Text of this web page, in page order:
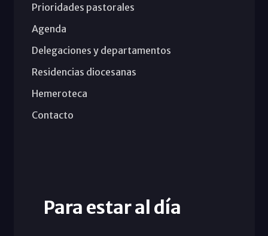
Prioridades pastorales
Agenda
Delegaciones y departamentos
Residencias diocesanas
Hemeroteca
Contacto
Para estar al día